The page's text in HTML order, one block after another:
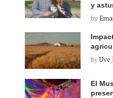
y
by
byUve
El